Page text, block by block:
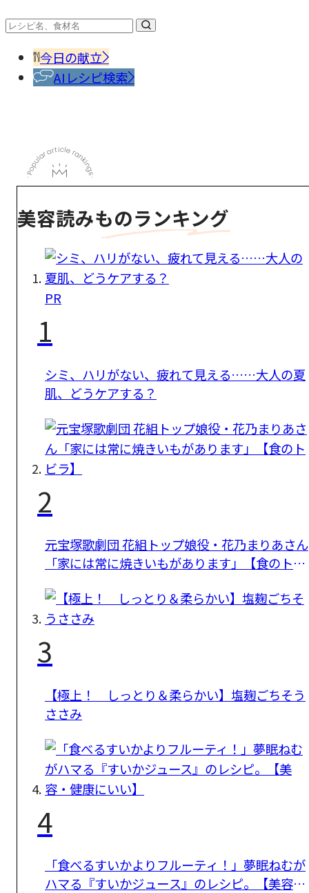
今日の献立
AIレシピ検索
美容読みものランキング
PR
1
シミ、ハリがない、疲れて見える……大人の夏
肌、どうケアする？
2
元宝塚歌劇団 花組トップ娘役・花乃まりあさん
「家には常に焼きいもがあります」【食のトビ
3
【極上！ しっとり＆柔らかい】塩麹ごちそう
ささみ
4
「食べるすいかよりフルーティ！」夢眠ねむが
ハマる『すいかジュース』のレシピ。【美容・